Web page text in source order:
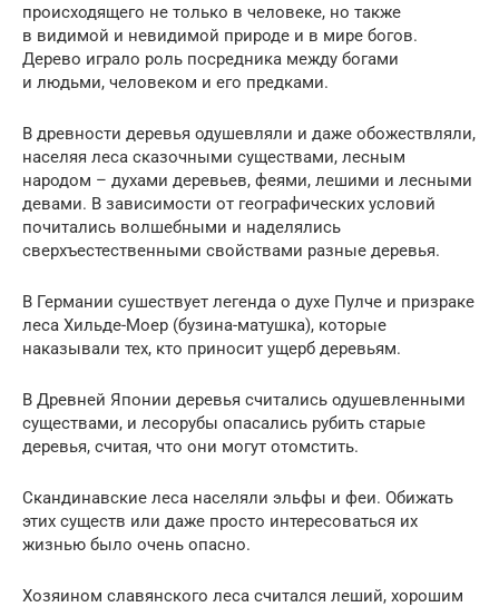
происходящего не только в человеке, но также
в видимой и невидимой природе и в мире богов.
Дерево играло роль посредника между богами
и людьми, человеком и его предками.
В древности деревья одушевляли и даже обожествляли,
населяя леса сказочными существами, лесным
народом – духами деревьев, феями, лешими и лесными
девами. В зависимости от географических условий
почитались волшебными и наделялись
сверхъестественными свойствами разные деревья.
В Германии сушествует легенда о духе Пулче и призраке
леса Хильде-Моер (бузина-матушка), которые
наказывали тех, кто приносит ущерб деревьям.
В Древней Японии деревья считались одушевленными
существами, и лесорубы опасались рубить старые
деревья, считая, что они могут отомстить.
Скандинавские леса населяли эльфы и феи. Обижать
этих существ или даже просто интересоваться их
жизнью было очень опасно.
Хозяином славянского леса считался леший, хорошим